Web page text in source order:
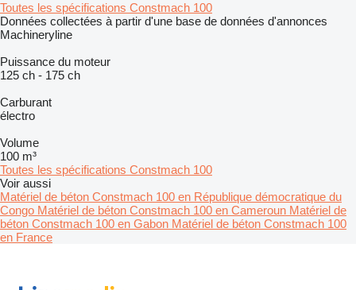
Toutes les spécifications Constmach 100
Données collectées à partir d'une base de données d'annonces
Machineryline
Puissance du moteur
125 ch - 175 ch
Carburant
électro
Volume
100 m³
Toutes les spécifications Constmach 100
Voir aussi
Matériel de béton Constmach 100 en République démocratique du
Congo Matériel de béton Constmach 100 en Cameroun Matériel de
béton Constmach 100 en Gabon Matériel de béton Constmach 100
en France